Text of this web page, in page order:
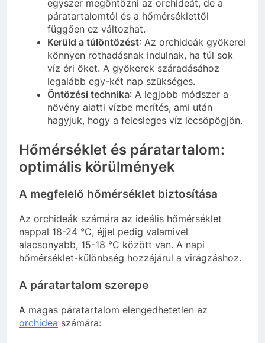
egyszer megöntözni az orchideát, de a
páratartalomtól és a hőmérséklettől
függően ez változhat.
Kerüld a túlöntözést: Az orchideák gyökerei
könnyen rothadásnak indulnak, ha túl sok
víz éri őket. A gyökerek száradásához
legalább egy-két nap szükséges.
Öntözési technika: A legjobb módszer a
növény alatti vízbe merítés, ami után
hagyjuk, hogy a felesleges víz lecsöpögjön.
Hőmérséklet és páratartalom:
optimális körülmények
A megfelelő hőmérséklet biztosítása
Az orchideák számára az ideális hőmérséklet
nappal 18-24 °C, éjjel pedig valamivel
alacsonyabb, 15-18 °C között van. A napi
hőmérséklet-különbség hozzájárul a virágzáshoz.
A páratartalom szerepe
A magas páratartalom elengedhetetlen az
orchidea számára: